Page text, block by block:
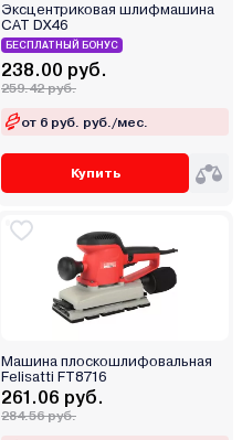
Эксцентриковая шлифмашина
CAT DX46
БЕСПЛАТНЫЙ БОНУС
238.00 руб.
259.42 руб.
от 6 руб. руб./мес.
Купить
Машина плоскошлифовальная
Felisatti FT8716
261.06 руб.
284.56 руб.